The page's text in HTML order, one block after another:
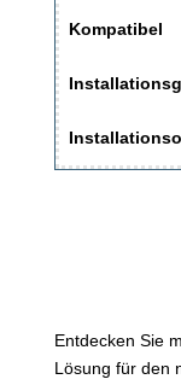
Kompatibel
Entdecken Sie
Lösung für den